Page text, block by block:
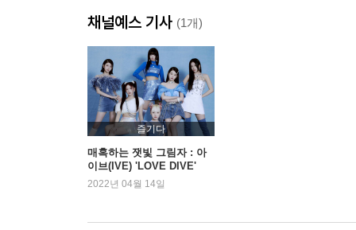
채널예스 기사 (1개)
즐기다
매혹하는 잿빛 그림자 : 아
이브(IVE) 'LOVE DIVE'
2022년 04월 14일